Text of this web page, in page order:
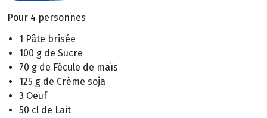
Pour 4 personnes
1 Pâte brisée
100 g de Sucre
70 g de Fécule de maïs
125 g de Crème soja
3 Oeuf
50 cl de Lait